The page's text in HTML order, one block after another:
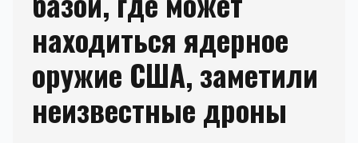
находиться ядерное
оружие США, заметили
неизвестные дроны